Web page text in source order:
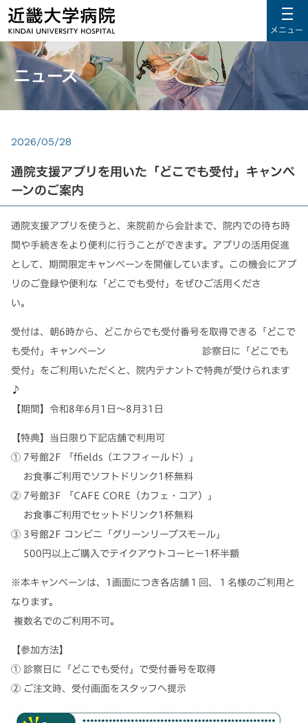
メニュー
ニュース
2026/05/28
通院支援アプリを用いた「どこでも受付」キャンペ
ーンのご案内
通院支援アプリを使うと、来院前から会計まで、院内での待ち時
間や手続きをより便利に行うことができます。 アプリの活用促進
として、期間限定キャンペーンを開催しています。この機会にアプ
リのご登録や便利な「どこでも受付」をぜひご活用くださ
い。
受付は、朝6時から、どこからでも受付番号を取得できる 「どこで
も受付」キャンペーン 診察日に 「どこでも
受付」 をご利用いただくと、院内テナントで特典が受けられます
♪
【期間】令和8年6月1日～8月31日
【特典】当日限り下記店舗で利用可
① 7号館2F 「ffields（エフフィールド）」
お食事ご利用でソフトドリンク1杯無料
② 7号館3F 「CAFE CORE（カフェ・コア）」
お食事ご利用でセットドリンク1杯無料
③ 3号館2F コンビニ「グリーンリーブスモール」
500円以上ご購入でテイクアウトコーヒー1杯半額
※本キャンペーンは、1画面につき各店舗１回、１名様のご利用と
なります。
複数名でのご利用不可。
【参加方法】
① 診察日に「どこでも受付」で受付番号を取得
② ご注文時、受付画面をスタッフへ提示